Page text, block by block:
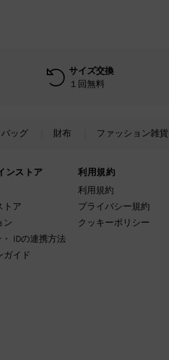
サイズ交換
１回無料
バッグ 財布 ファッション雑貨
ンストア
トア
ン
・ IDの連携方法
ガイド
利用規約
利用規約
プライバシー規約
クッキーポリシー